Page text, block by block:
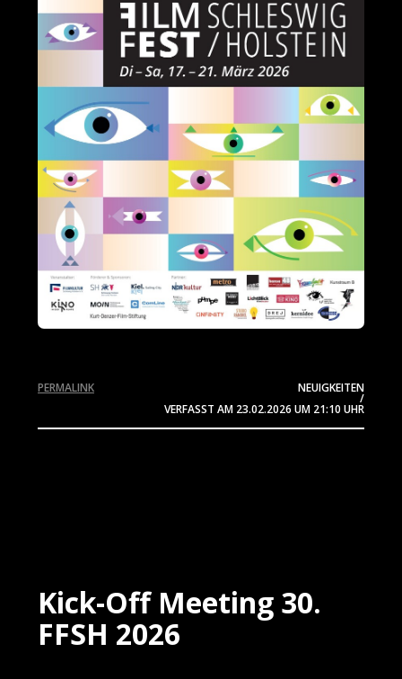
NEUIGKEITEN
/
VERFASST AM 23.02.2026 UM 21:10 UHR
PERMALINK
Kick-Off Meeting 30.
FFSH 2026